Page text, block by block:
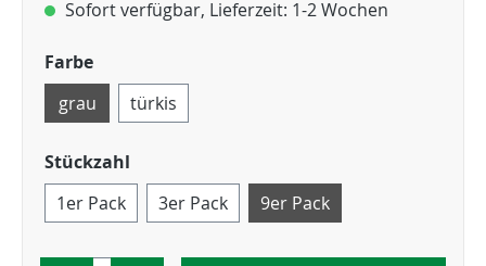
Sofort verfügbar, Lieferzeit: 1-2 Wochen
Farbe
grau
türkis
Stückzahl
1er Pack
3er Pack 9er Pack